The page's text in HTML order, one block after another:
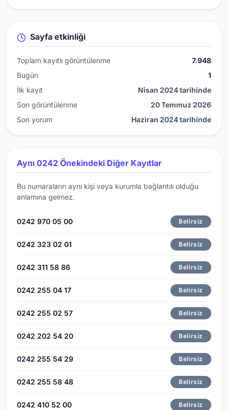
Sayfa etkinliği
Toplam kayıtlı görüntülenme
7.948
Bugün
1
İlk kayıt
Nisan 2024 tarihinde
Son görüntülenme
20 Temmuz 2026
Son yorum
Haziran 2024 tarihinde
Aynı 0242 Önekindeki Diğer Kayıtlar
Bu numaraların aynı kişi veya kurumla bağlantılı olduğu
anlamına gelmez.
0242 970 05 00 Belirsiz
0242 323 02 01 Belirsiz
0242 311 58 86 Belirsiz
0242 255 04 17 Belirsiz
0242 255 02 57 Belirsiz
0242 202 54 20 Belirsiz
0242 255 54 29 Belirsiz
0242 255 58 48 Belirsiz
0242 410 52 00 Belirsiz